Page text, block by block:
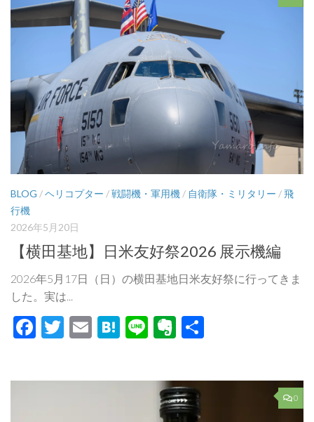
BLOG /ヘリコプター /戦闘機・軍用機/ 自衛隊・ミリタリー /飛
行機
2026年5月20日
【横田基地】日米友好祭2026 展示機編
2026年5月17日（日）の横田基地日米友好祭に行ってきま
した。実は...
Facebook
Twitter
EmailHatena
LineEvernote
0